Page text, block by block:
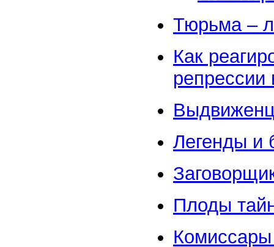
Тюрьма –
Как
Легенды и
Плоды